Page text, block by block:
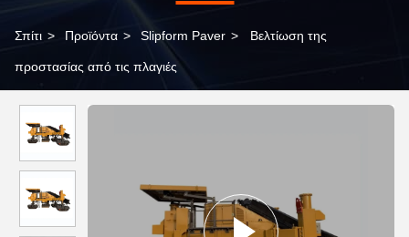
Σπίτι > Προϊόντα > Slipform Paver > Βελτίωση της
προστασίας από τις πλαγιές